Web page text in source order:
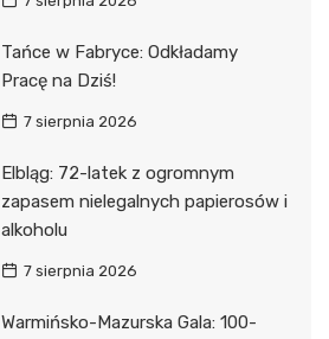
Tańce w Fabryce: Odkładamy
Pracę na Dziś!
7 sierpnia 2026
Elbląg: 72-latek z ogromnym
zapasem nielegalnych papierosów i
alkoholu
7 sierpnia 2026
Warmińsko-Mazurska Gala: 100-